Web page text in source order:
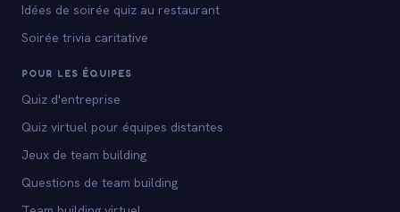
Idées de soirée quiz au restaurant
Soirée trivia caritative
POUR LES ÉQUIPES
Quiz d'entreprise
Quiz virtuel pour équipes distantes
Jeux de team building
Questions de team building